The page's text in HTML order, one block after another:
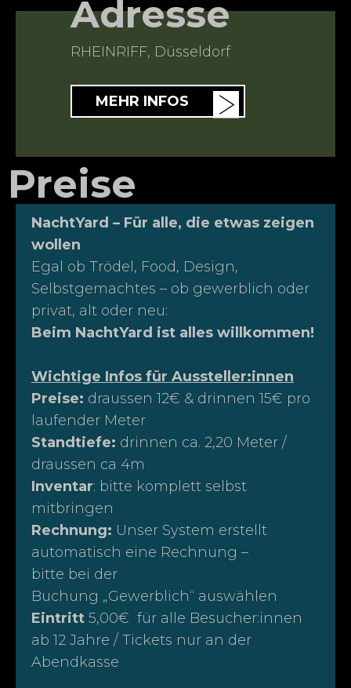
Adresse
RHEINRIFF, Düsseldorf
MEHR INFOS
Preise
NachtYard – Für alle, die etwas zeigen
wollen
Egal ob Trödel, Food, Design,
Selbstgemachtes – ob gewerblich oder
privat, alt oder neu:
Beim NachtYard ist alles willkommen!
Wichtige Infos für Aussteller:innen
Preise: draussen 12€ & drinnen 15€ pro
laufender Meter
Standtiefe: drinnen ca. 2,20 Meter /
draussen ca 4m
Inventar: bitte komplett selbst
mitbringen
Rechnung: Unser System erstellt
automatisch eine Rechnung –
bitte bei der
Buchung „Gewerblich“ auswählen
Eintritt 5,00€ für alle Besucher:innen
ab 12 Jahre / Tickets nur an der
Abendkasse